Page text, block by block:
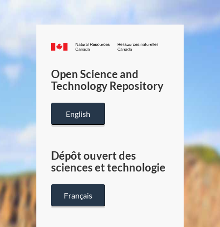
Canada.ca
/
Canada
Open Science and
Technology Repository
English
Dépôt ouvert des
sciences et technologie
Français